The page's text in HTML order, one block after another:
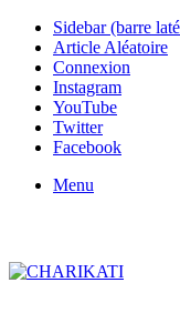
Sidebar (barre
Article Aléatoire
Connexion
Instagram
YouTube
Twitter
Facebook
Menu